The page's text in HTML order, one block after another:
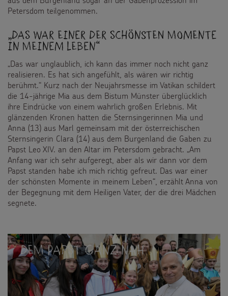
Grundsätze der Projektarbeit
Gottesdienstbausteine
Spende als Geschenk
Anlassspenden
Zinsen den Kindern
Vereine und Initiativen
Sternsingerspenden gezielt einsetzen
Testamentsspende
FAQ Spenden
Werde Sternsinger!
SHOP SPENDEN
Suche
Suchbegriff
Petersdom teilgenommen.
„Das war einer der schönsten Momente
in meinem Leben“
„Das war unglaublich, ich kann das immer noch nicht ganz
realisieren. Es hat sich angefühlt, als wären wir richtig
berühmt.“ Kurz nach der Neujahrsmesse im Vatikan schildert
die 14-jährige Mia aus dem Bistum Münster überglücklich
ihre Eindrücke von einem wahrlich großen Erlebnis. Mit
glänzenden Kronen hatten die Sternsingerinnen Mia und
Anna (13) aus Marl gemeinsam mit der österreichischen
Sternsingerin Clara (14) aus dem Burgenland die Gaben zu
Papst Leo XIV. an den Altar im Petersdom gebracht. „Am
Anfang war ich sehr aufgeregt, aber als wir dann vor dem
Papst standen habe ich mich richtig gefreut. Das war einer
der schönsten Momente in meinem Leben“, erzählt Anna von
der Begegnung mit dem Heiligen Vater, der die drei Mädchen
segnete.
Dem Papst ganz nah